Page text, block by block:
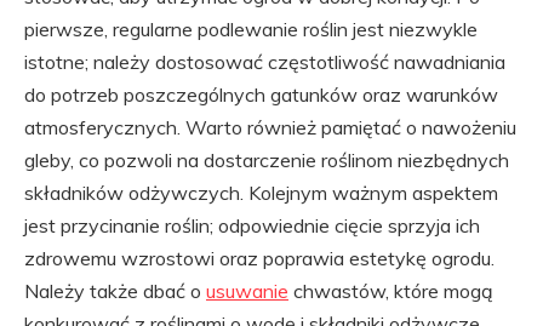
pierwsze, regularne podlewanie roślin jest niezwykle
istotne; należy dostosować częstotliwość nawadniania
do potrzeb poszczególnych gatunków oraz warunków
atmosferycznych. Warto również pamiętać o nawożeniu
gleby, co pozwoli na dostarczenie roślinom niezbędnych
składników odżywczych. Kolejnym ważnym aspektem
jest przycinanie roślin; odpowiednie cięcie sprzyja ich
zdrowemu wzrostowi oraz poprawia estetykę ogrodu.
Należy także dbać o usuwanie chwastów, które mogą